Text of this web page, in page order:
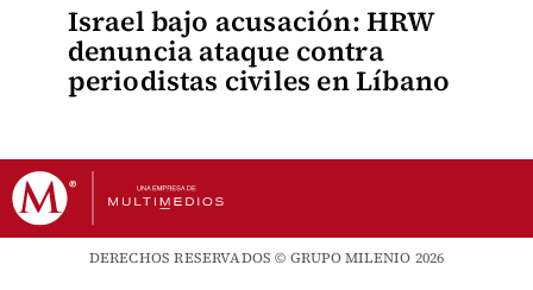
Israel bajo acusación: HRW
denuncia ataque contra
periodistas civiles en Líbano
DERECHOS RESERVADOS © GRUPO MILENIO 2026